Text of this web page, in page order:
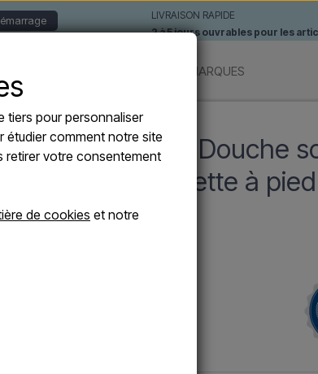
LIVRAISON RAPIDE
2 à 5 jours ouvrables pour les
MARQUES
à pied - 23 litres
- JOLLY A520 Douche
avec douchette à
tiers pour personnaliser
étudier comment notre site
retirer votre consentement
de cookies et notre